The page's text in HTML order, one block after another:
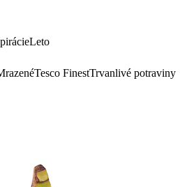
Leto
Tesco FinestTrvanlivé potraviny